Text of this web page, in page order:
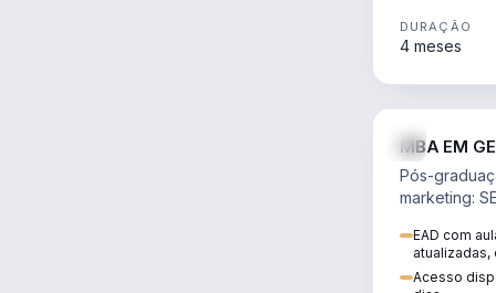
DURAÇÃO
4 meses
MBA EM
Pós-
marketing:
decisões
EAD com
Acesso